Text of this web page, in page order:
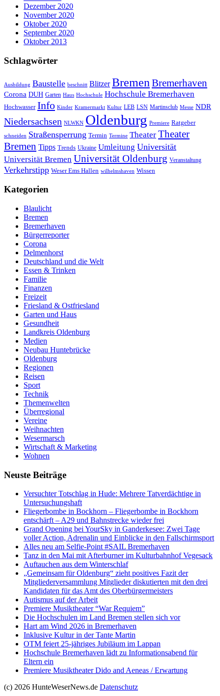
Dezember 2020
November 2020
Oktober 2020
September 2020
Oktober 2013
Schlagwörter
Ausbildung Baustelle beschnitt Blitzer Bremen Bremerhaven
Corona DUH Garten Haus Hochschule Hochschule Bremerhaven
Hochwasser Info Kinder Kramermarkt Kultur LEB LSN Martinsclub Messe NDR
Niedersachsen NLWKN Oldenburg Premiere Ratgeber
schneiden Straßensperrung Termin Termine Theater Theater
Bremen Tipps Trends Ukraine Umleitung Universität
Universität Bremen Universität Oldenburg Veranstaltung
Verkehrstipp Weser Ems Hallen wilhelmshaven Wissen
Kategorien
Blaulicht
Bremen
Bremerhaven
Bürgerreporter
Corona
Delmenhorst
Deutschland und die Welt
Essen & Trinken
Familie
Finanzen
Freizeit
Friesland & Ostfriesland
Garten und Haus
Gesundheit
Landkreis Oldenburg
Medien
Neubau Huntebrücke
Oldenburg
Regionen
Reisen
Sport
Technik
Themenwelten
Überregional
Vereine
Weihnachten
Wesermarsch
Wirtschaft & Marketing
Wohnen
Neuste Beiträge
Versucht­er Totschlag in Hude: Mehrere Tatverdächtige in
Untersuchungshaft
Fliegerbombe in Bockhorn – Fliegerbombe in Bockhorn
entschärft – A29 und Bahnstrecke wieder frei
Grand Opening bei YourSky in Ganderkesee: Zwei Tage
voller Action, Adrenalin und Einblicke in den Fallschirmsport
Alles neu am Selfie-Point #SAIL Bremerhaven
Tanz in den Mai mit Afterburner im Kulturbahnhof Vegesack
Auftauchen aus dem Winterschlaf
„Gemeinsam für Oldenburg“ zieht positives Fazit der
Mitgliederversammlung Mitglieder diskutierten mit den drei
Kandidaten für das Amt des Oberbürgermeisters
Autismus auf der Arbeit
Premiere Musiktheater “War Requiem”
Die Hochschulen im Land Bremen stellen sich vor
Hart am Wind 2026 in Bremerhaven
Inklusive Kultur in der Tante Martin
OTM feiert 25-jähriges Jubiläum im Lappan
Hochschule Bremerhaven lädt zu Informationsabend für
Eltern ein
Premiere Musiktheater Dido and Aeneas / Erwartung
(c) 2026 HunteWeserNews.de Datenschutz